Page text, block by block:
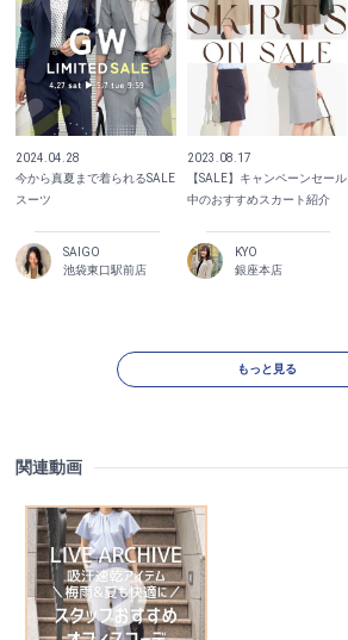
2024.04.28
今から真夏まで着られるSALE
スーツ
SAIGO
池袋東口駅前店
2023.08.17
【SALE】キャンペーンセール
中のおすすめスカート紹介
KYO
銀座本店
もっと見る
関連動画